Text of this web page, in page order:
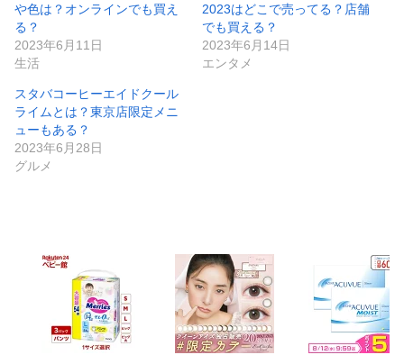
や色は？オンラインでも買え
る？
2023年6月11日
生活
2023はどこで売ってる？店舗
でも買える？
2023年6月14日
エンタメ
スタバコーヒーエイドクール
ライムとは？東京店限定メニ
ューもある？
2023年6月28日
グルメ